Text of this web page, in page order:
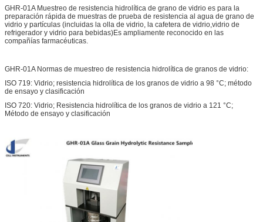
GHR-01A Muestreo de resistencia hidrolítica de grano de vidrio es para la
preparación rápida de muestras de prueba de resistencia al agua de grano de
vidrio y partículas (incluidas la olla de vidrio, la cafetera de vidrio,vidrio de
refrigerador y vidrio para bebidas)Es ampliamente reconocido en las
compañías farmacéuticas.
GHR-01A Normas de muestreo de resistencia hidrolítica de granos de vidrio:
ISO 719: Vidrio; resistencia hidrolítica de los granos de vidrio a 98 °C; método
de ensayo y clasificación
ISO 720: Vidrio; Resistencia hidrolítica de los granos de vidrio a 121 °C;
Método de ensayo y clasificación